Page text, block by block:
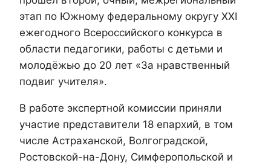
этап по Южному федеральному округу XXI
ежегодного Всероссийского конкурса в
области педагогики, работы с детьми и
молодёжью до 20 лет «За нравственный
подвиг учителя».
В работе экспертной комиссии приняли
участие представители 18 епархий, в том
числе Астраханской, Волгоградской,
Ростовской-на-Дону, Симферопольской и